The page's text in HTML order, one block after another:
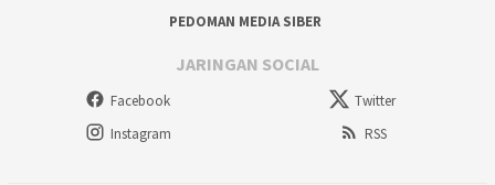
PEDOMAN MEDIA SIBER
JARINGAN SOCIAL
Facebook
Twitter
Instagram
RSS